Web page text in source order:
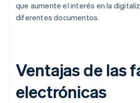
que aumente el interés en la
diferentes documentos.
Ventajas de las
electrónicas